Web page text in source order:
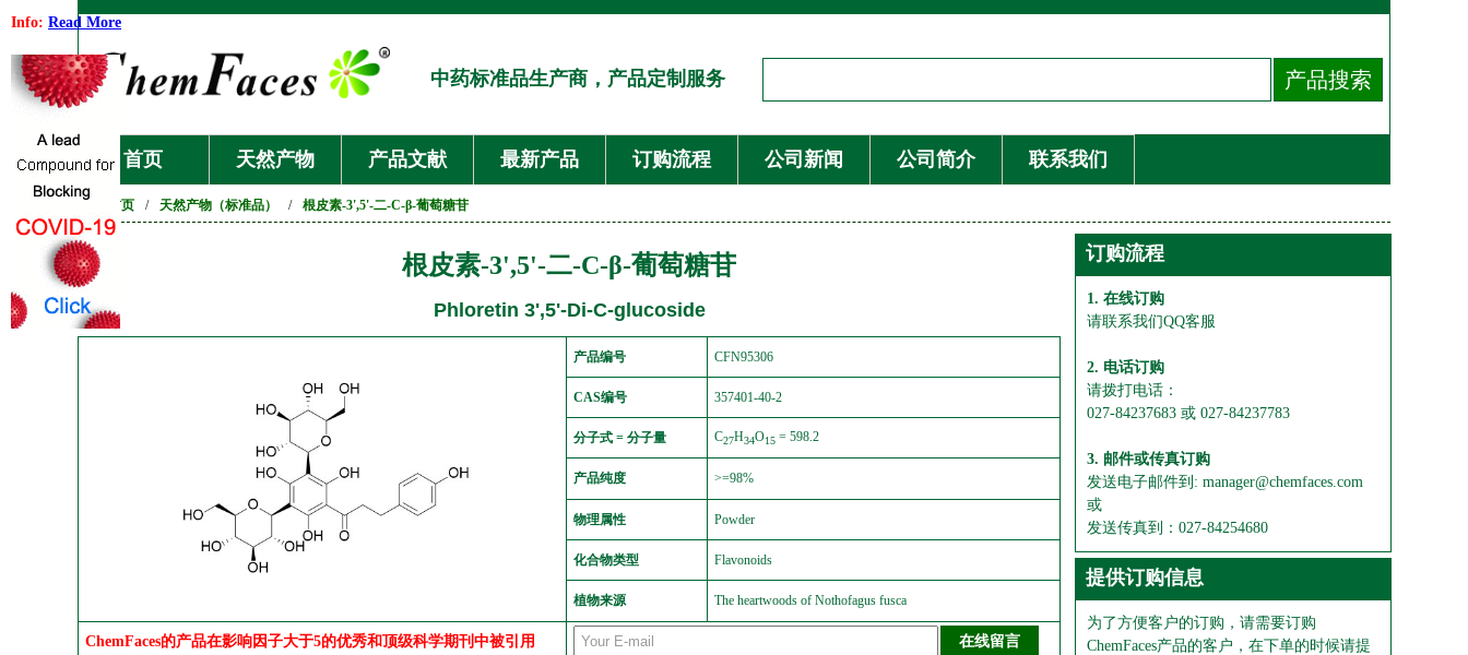
Info: Read More
中药标准品生产商，产品定制服务
首页 天然产物 产品文献 最新产品 订购流程 公司新闻 公司简介 联系我们
首页 / 天然产物（标准品） / 根皮素-3',5'-二-C-β-葡萄糖苷
根皮素-3',5'-二-C-β-葡萄糖苷
Phloretin 3',5'-Di-C-glucoside
产品编号 CFN95306
CAS编号 357401-40-2
分子式 = 分子量 C27H34O15 = 598.2
产品纯度 >=98%
物理属性 Powder
化合物类型 Flavonoids
植物来源 The heartwoods of Nothofagus fusca
ChemFaces的产品在影响因子大于5的优秀和顶级科学期刊中被引用
订购流程
1. 在线订购
请联系我们QQ客服
2. 电话订购
请拨打电话：
027-84237683 或 027-84237783
3. 邮件或传真订购
发送电子邮件到: manager@chemfaces.com
或
发送传真到：027-84254680
提供订购信息
为了方便客户的订购，请需要订购
ChemFaces产品的客户，在下单的时候请提